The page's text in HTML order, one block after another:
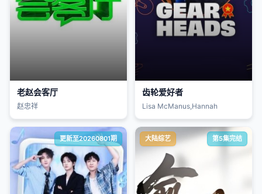
老赵会客厅
赵忠祥
齿轮爱好者
Lisa McManus,Hannah
更新至20260801期 大陆综艺 第5集完结